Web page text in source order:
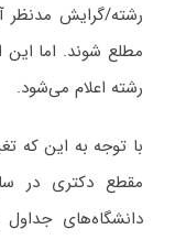
رشته/گرایش مدنظر
مطلع شوند. اما این
رشته اعلام می‌شود.
با توجه به این که
مقطع دکتری در
دانشگاه‌های